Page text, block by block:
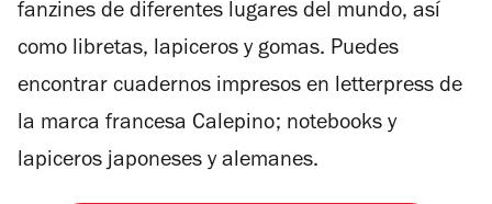
fanzines de diferentes lugares del mundo, así
como libretas, lapiceros y gomas. Puedes
encontrar cuadernos impresos en letterpress de
la marca francesa Calepino; notebooks y
lapiceros japoneses y alemanes.